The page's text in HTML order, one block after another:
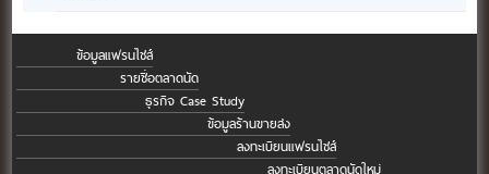
ข้อมูลแฟรนไชส์
รายชื่อตลาดนัด
ธุรกิจ Case Study
ข้อมูลร้านขายส่ง
ลงทะเบียนแฟรนไชส์